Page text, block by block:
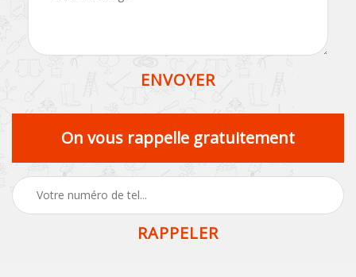
On vous rappelle gratuitement